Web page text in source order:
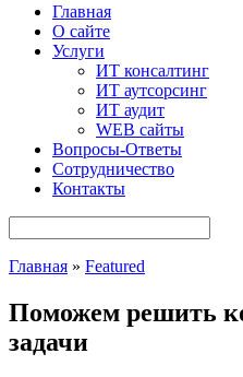
Главная
О сайте
Услуги
ИТ консалтинг
ИТ аутсорсинг
ИТ аудит
WEB сайты
Вопросы-Ответы
Сотрудничество
Контакты
Главная » Featured
Поможем решить
задачи